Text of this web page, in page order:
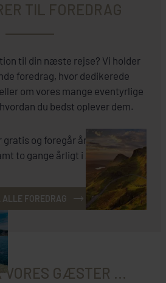
TIL FOREDRAG
til din næste rejse? Vi holder
foredrag, hvor dedikerede
om vores mange eventyrlige
du bedst oplever dem.
og foregår året rundt i
to gange årligt i Aarhus.
ALLE FOREDRAG
VORES GÆSTER ...